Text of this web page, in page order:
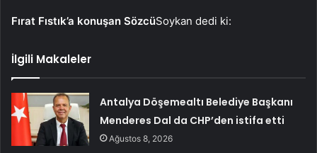
Fırat Fıstık’a konuşan SözcüSoykan dedi ki:
İlgili Makaleler
Antalya Döşemealtı Belediye Başkanı
Menderes Dal da CHP’den istifa etti
Ağustos 8, 2026